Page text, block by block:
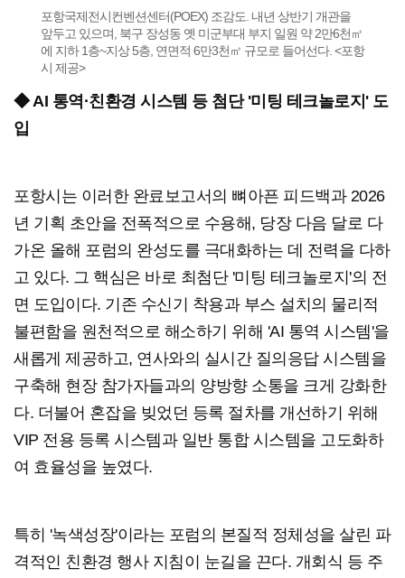
포항국제전시컨벤션센터(POEX) 조감도. 내년 상반기 개관을
앞두고 있으며, 북구 장성동 옛 미군부대 부지 일원 약 2만6천㎡
에 지하 1층~지상 5층, 연면적 6만3천㎡ 규모로 들어선다. <포항
시 제공>
◆ AI 통역·친환경 시스템 등 첨단 '미팅 테크놀로지' 도
입
포항시는 이러한 완료보고서의 뼈아픈 피드백과 2026
년 기획 초안을 전폭적으로 수용해, 당장 다음 달로 다
가온 올해 포럼의 완성도를 극대화하는 데 전력을 다하
고 있다. 그 핵심은 바로 최첨단 '미팅 테크놀로지'의 전
면 도입이다. 기존 수신기 착용과 부스 설치의 물리적
불편함을 원천적으로 해소하기 위해 'AI 통역 시스템'을
새롭게 제공하고, 연사와의 실시간 질의응답 시스템을
구축해 현장 참가자들과의 양방향 소통을 크게 강화한
다. 더불어 혼잡을 빚었던 등록 절차를 개선하기 위해
VIP 전용 등록 시스템과 일반 통합 시스템을 고도화하
여 효율성을 높였다.
특히 '녹색성장'이라는 포럼의 본질적 정체성을 살린 파
격적인 친환경 행사 지침이 눈길을 끈다. 개회식 등 주